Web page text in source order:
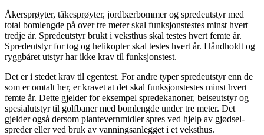
Åkersprøyter, tåkesprøyter, jordbær­bommer og sprede­utstyr med
total boml­engde på over tre meter skal funksjons­testes minst hvert
tredje år. Sprede­utstyr brukt i vekst­hus skal testes hvert femte år.
Sprede­utstyr for tog og helikopter skal testes hvert år. Håndholdt og
rygg­båret utstyr har ikke krav til funksjons­test.
Det er i stedet krav til egentest. For andre typer sprede­utstyr enn de
som er omtalt her, er kravet at det skal funksjons­testes minst hvert
femte år. Dette gjelder for eksempel sprede­kanoner, beise­utstyr og
spesial­utstyr til golf­baner med bom­lengde under tre meter. Det
gjelder også dersom plantevern­midler spres ved hjelp av gjødsel­
spreder eller ved bruk av vannings­anlegget i et veksthus.